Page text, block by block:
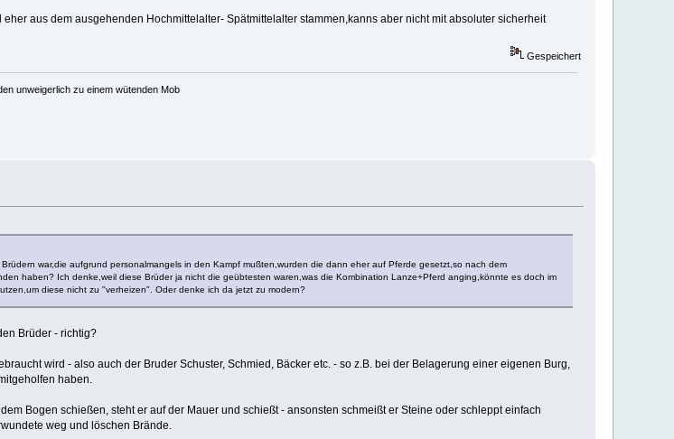
aus dem ausgehenden Hochmittelalter- Spätmittelalter stammen,kanns aber nicht mit absoluter sicherheit
Gespeichert
unweigerlich zu einem wütenden Mob
war,die aufgrund personalmangels in den Kampf mußten,wurden die dann eher auf Pferde gesetzt,so nach dem
haben? Ich denke,weil diese Brüder ja nicht die geübtesten waren,was die Kombination Lanze+Pferd anging,könnte es doch im
diese nicht zu "verheizen". Oder denke ich da jetzt zu modern?
Brüder - richtig?
wird - also auch der Bruder Schuster, Schmied, Bäcker etc. - so z.B. bei der Belagerung einer eigenen Burg,
haben.
Bogen schießen, steht er auf der Mauer und schießt - ansonsten schmeißt er Steine oder schleppt einfach
weg und löschen Brände.